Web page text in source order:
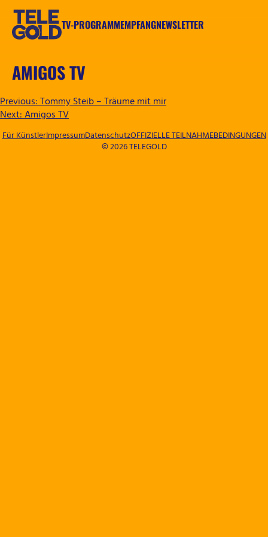
Zum
springen
TV-PROGRAMMEMPFANGNEWSLETTER
AMIGOS TV
BEITRAGSNAVIGATION
Previous:Tommy Steib – Träume mit mir
Next:Amigos TV
© 2026 TELEGOLD
Für KünstlerImpressumDatenschutzOFFIZIELLE TEILNAHMEBEDINGUNGEN